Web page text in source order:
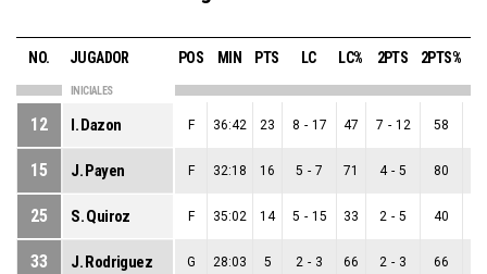
NO. JUGADOR POS MIN PTS LC LC% 2PTS 2PTS%
INICIALES
12 I. Dazon F 36:42 23 8 - 17 47 7 - 12 58
15 J. Payen F 32:18 16 5 - 7 71 4 - 5 80
25 S. Quiroz F 35:02 14 5 - 15 33 2 - 5 40
33 J. Rodriguez G 28:03 5 2 - 3 66 2 - 3 66